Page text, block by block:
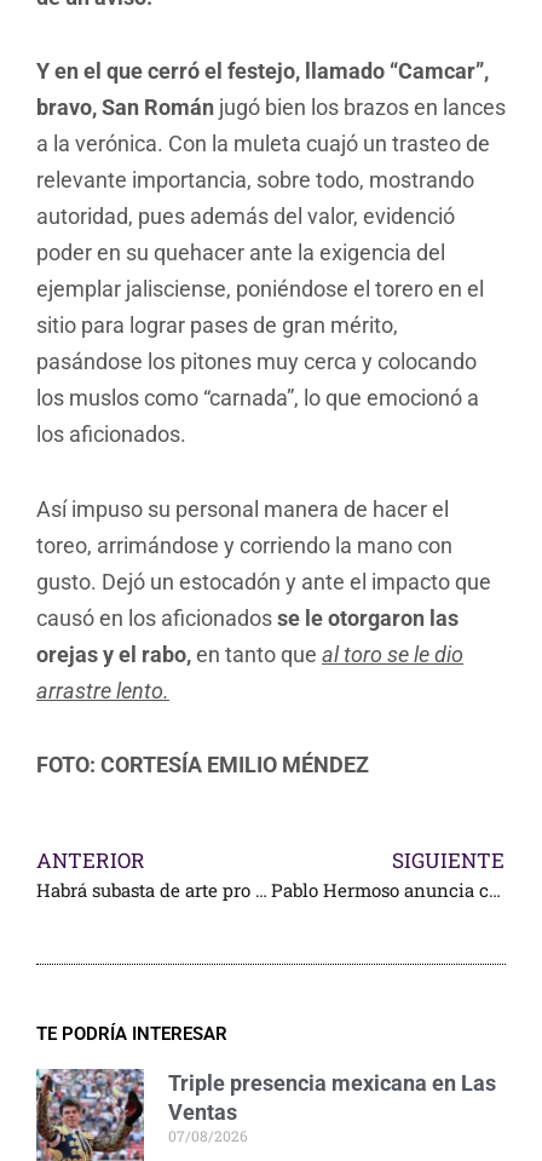
Y en el que cerró el festejo, llamado “Camcar”,
bravo, San Román jugó bien los brazos en lances
a la verónica. Con la muleta cuajó un trasteo de
relevante importancia, sobre todo, mostrando
autoridad, pues además del valor, evidenció
poder en su quehacer ante la exigencia del
ejemplar jalisciense, poniéndose el torero en el
sitio para lograr pases de gran mérito,
pasándose los pitones muy cerca y colocando
los muslos como “carnada”, lo que emocionó a
los aficionados.
Así impuso su personal manera de hacer el
toreo, arrimándose y corriendo la mano con
gusto. Dejó un estocadón y ante el impacto que
causó en los aficionadosse le otorgaron las
orejas y el rabo,en tanto que al toro se le dio
arrastre lento.
FOTO: CORTESÍA EMILIO MÉNDEZ
ANTERIOR
Habrá subasta de arte pro defensa taurina en la asamblea de ganaderos
SIGUIENTE
Pablo Hermoso anuncia campaña de despedida
TE PODRÍA INTERESAR
Triple presencia mexicana en Las
Ventas
07/08/2026